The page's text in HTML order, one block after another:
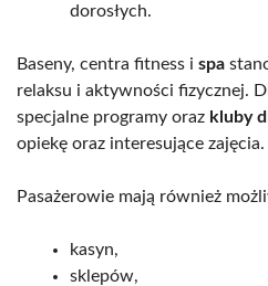
dorosłych.
Baseny, centra fitness i spa
relaksu i aktywności fizycznej.
specjalne programy oraz kluby
opiekę oraz interesujące zajęcia.
Pasażerowie mają również
kasyn,
sklepów,